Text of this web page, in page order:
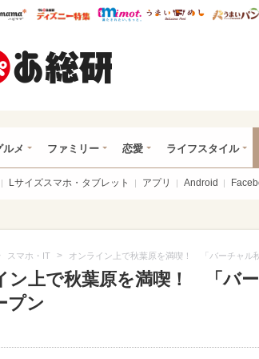
ぴあ総研ハピママ* ウレぴあ総研 ディズニー特集
mimot. うまいめし
ルメ ファミリー 恋愛 ライフスタイル
Lサイズスマホ・タブレット アプリ Android
スマホ・IT > オンライン上で秋葉原を満喫！ 「バーチャル
ン上で秋葉原を満喫！ 「バ
プン